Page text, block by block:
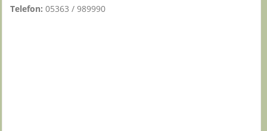
Telefon: 05363 / 989990